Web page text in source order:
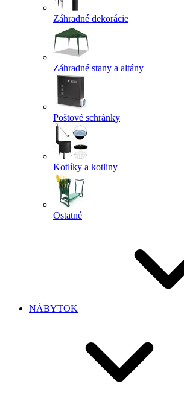
Záhradné dekorácie
Záhradné stany a altány
Poštové schránky
Kotlíky a kotliny
Ostatné
NÁBYTOK